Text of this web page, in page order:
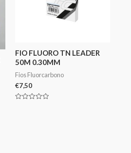
FIO FLUORO TN LEADER
50M 0.30MM
Fios Fluorcarbono
€7,50